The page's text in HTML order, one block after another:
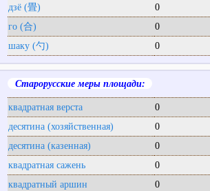
дзё (畳)
0
го (合)
0
шаку (勺)
0
Старорусские меры площади:
квадратная верста
0
десятина (хозяйственная)
0
десятина (казенная)
0
квадратная сажень
0
квадратный аршин
0